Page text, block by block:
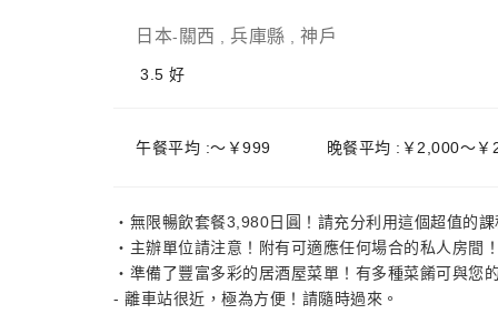
日本- 關西 兵庫縣 神戶
3.5 好
午餐平均 :～￥999 晚餐平均 :￥2,000～￥
・無限暢飲套餐3,980日圓！請充分利用這個超值的
・主辦單位請注意！附有可適應任何場合的私人房間
・準備了豐富多彩的居酒屋菜單！有多種菜餚可與您
- 離車站很近，極為方便！請隨時過來。